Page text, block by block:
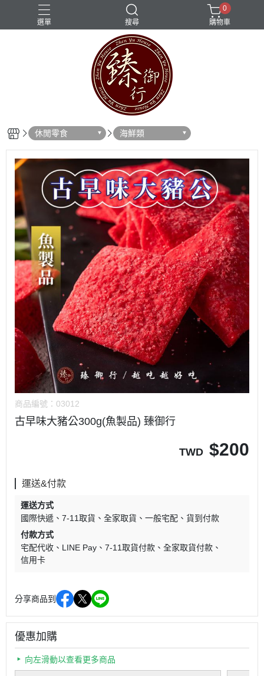
選單 搜尋
0
購物車
休閒零食 海鮮類
商品編號： 03012
古早味大豬公300g(魚製品) 臻御行
TWD $200
運送&付款
運送方式
國際快遞
7-11取貨 全家取貨 一般宅配
貨到付款
付款方式
宅配代收
LINE Pay 7-11取貨付款
全家取貨付款
信用卡
分享商品到
優惠加購
向左滑動以查看更多商品